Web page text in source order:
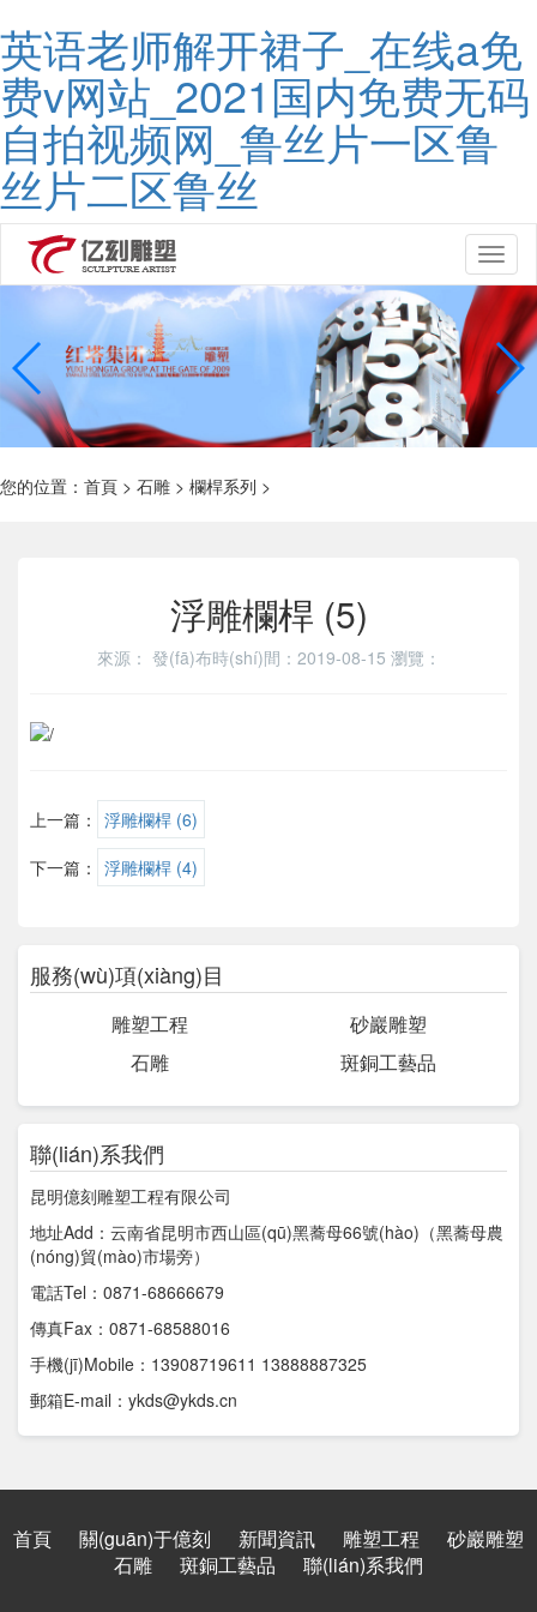
英语老师解开裙子_在线a免
费v网站_2021国内免费无码
自拍视频网_鲁丝片一区鲁
丝片二区鲁丝
您的位置： 首頁 > 石雕 > 欄桿系列 >
浮雕欄桿 (5)
來源： 發(fā)布時(shí)間：2019-08-15 瀏覽：
上一篇： 浮雕欄桿 (6)
下一篇： 浮雕欄桿 (4)
服務(wù)項(xiàng)目
雕塑工程
砂巖雕塑
石雕
斑銅工藝品
聯(lián)系我們
昆明億刻雕塑工程有限公司
地址Add：云南省昆明市西山區(qū)黑蕎母66號(hào)（黑蕎母農
(nóng)貿(mào)市場旁）
電話Tel：0871-68666679
傳真Fax：0871-68588016
手機(jī)Mobile：13908719611 13888887325
郵箱E-mail：ykds@ykds.cn
首頁 關(guān)于億刻 新聞資訊 雕塑工程
砂巖雕塑
石雕
斑銅工藝品 聯(lián)系我們